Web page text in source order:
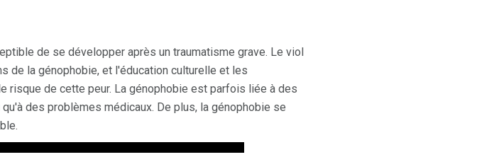
de se développer après un traumatisme grave. Le viol
de la génophobie, et l'éducation culturelle et les
risque de cette peur. La génophobie est parfois liée à des
des problèmes médicaux. De plus, la génophobie se